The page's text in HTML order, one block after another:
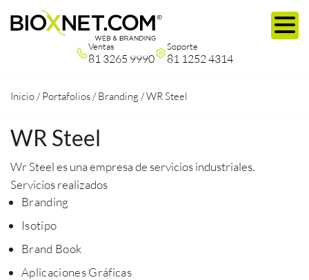
Ventas
81 3265 9990
Soporte
81 1252 4314
Inicio /Portafolios /Branding /WR Steel
WR Steel
Wr Steel es una empresa de servicios industriales.
Servicios realizados
Branding
Isotipo
Brand Book
Aplicaciones Gráficas